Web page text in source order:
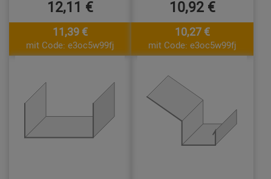
12,11 €
11,39 €
mit Code: e3oc5w99fj
10,92 €
10,27 €
mit Code: e3oc5w99fj